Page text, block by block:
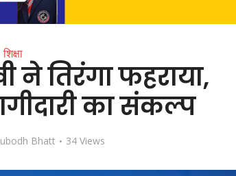
शिक्षा
ने तिरंगा फहराया,
का संकल्प
Bhatt 34 Views